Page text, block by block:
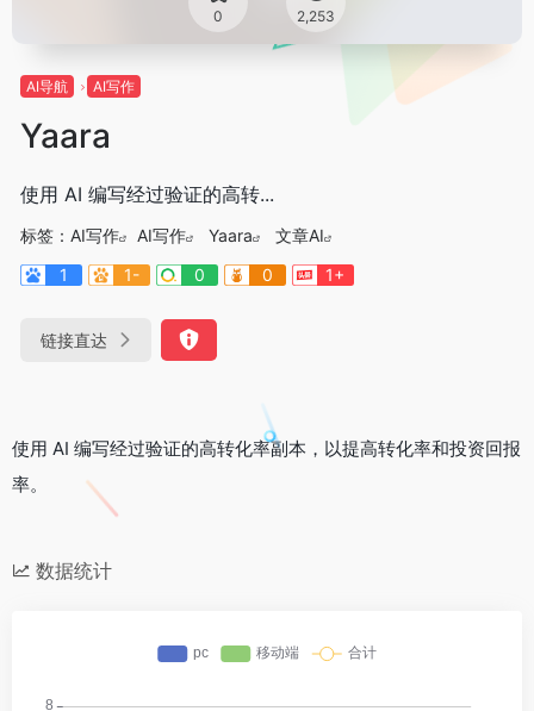
0 2,253
AI导航 AI写作
Yaara
使用 AI 编写经过验证的高转...
标签： AI写作 AI写作 Yaara
文章AI
1
1- 0 0 1+
链接直达
使用 AI 编写经过验证的高转化率副本，以提高转化率和投资回报
率。
数据统计